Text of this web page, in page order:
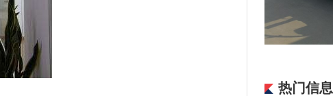
热门信息